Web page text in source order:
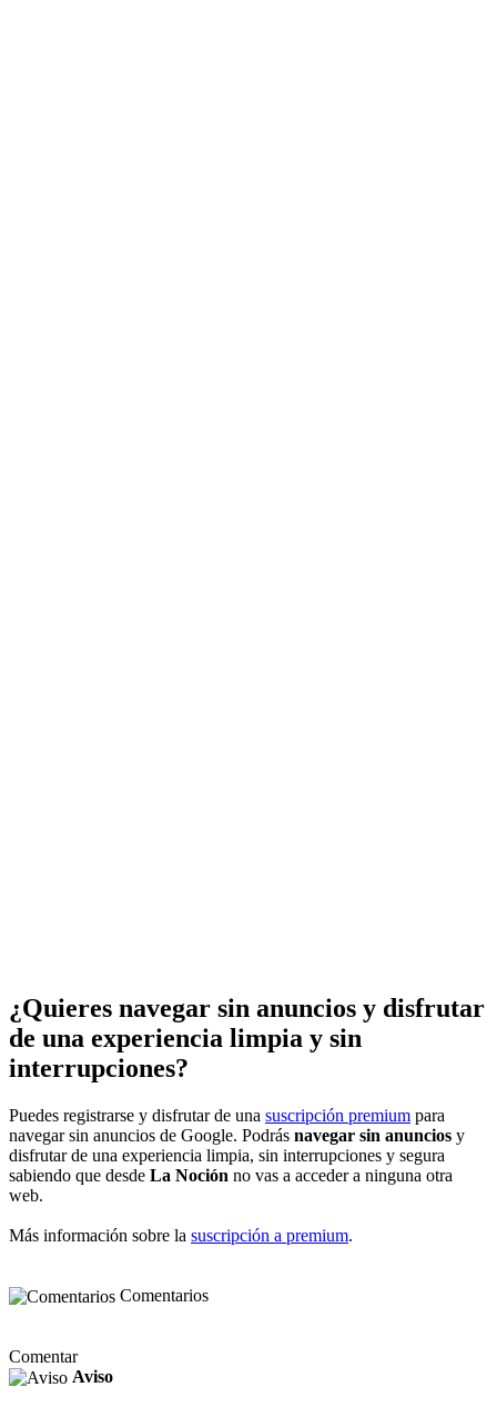
¿Quieres navegar sin anuncios y disfrutar
de una experiencia limpia y sin
interrupciones?
Puedes registrarse y disfrutar de una suscripción premium para
navegar sin anuncios de Google. Podrás navegar sin anuncios y
disfrutar de una experiencia limpia, sin interrupciones y segura
sabiendo que desde La Noción no vas a acceder a ninguna otra
web.
Más información sobre la suscripción a premium.
Comentarios
Comentar
Aviso